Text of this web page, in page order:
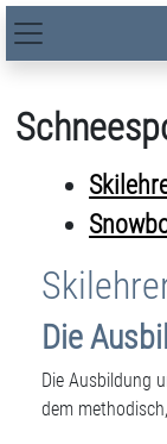
Zum Hauptinhalt
Die
Die Ausbildung
dem